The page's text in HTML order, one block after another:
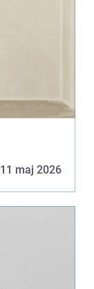
11 maj 2026